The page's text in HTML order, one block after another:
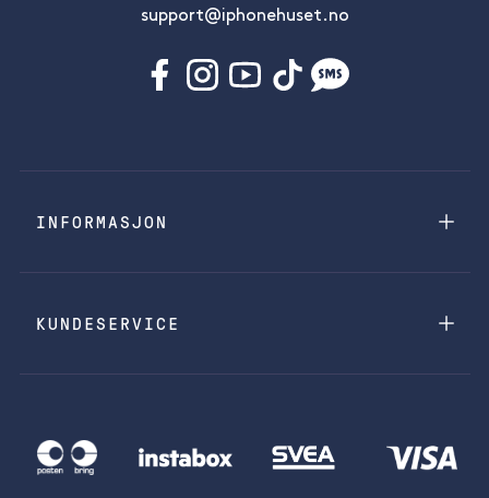
support@iphonehuset.no
INFORMASJON
KUNDESERVICE